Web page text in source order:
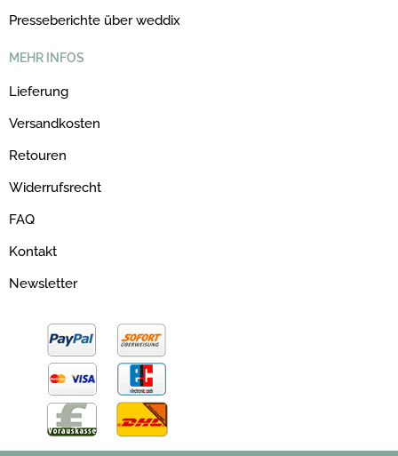
Presseberichte über weddix
MEHR INFOS
Lieferung
Versandkosten
Retouren
Widerrufsrecht
FAQ
Kontakt
Newsletter